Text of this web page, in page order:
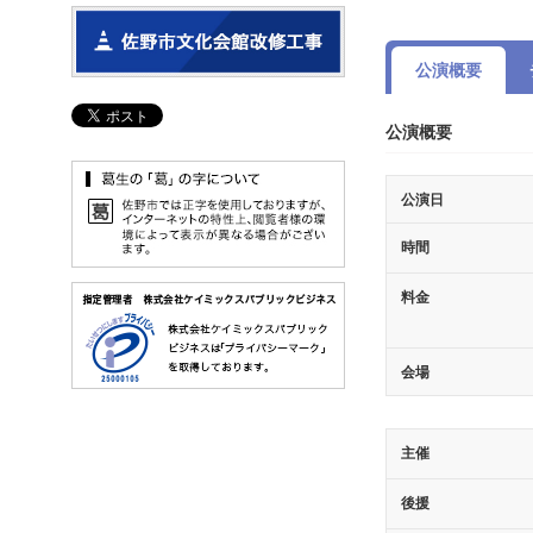
公演概要
公演概要
公演日
時間
料金
会場
主催
後援